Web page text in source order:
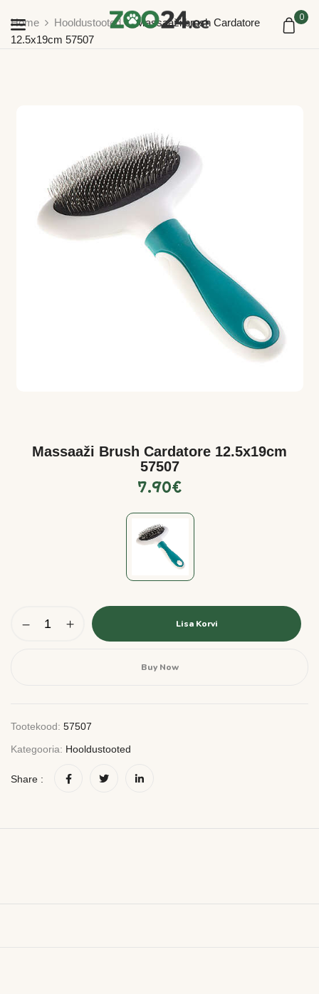
0
Home Hooldustooted
Massaaži brush Cardatore
12.5x19cm 57507
Massaaži Brush Cardatore 12.5x19cm
57507
7.90€
Lisa Korvi
Buy Now
Tootekood: 57507
Kategooria: Hooldustooted
Share :